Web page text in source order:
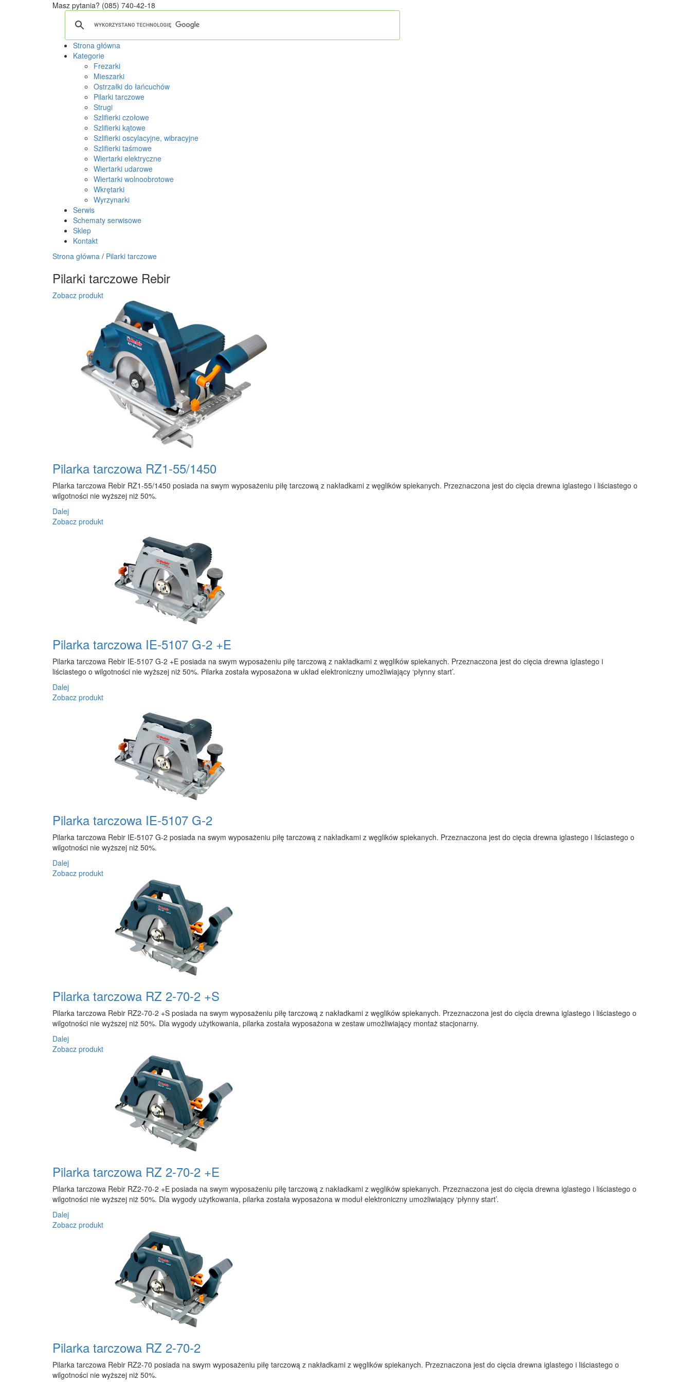
Masz pytania? (085) 740-42-18
Strona główna
Kategorie
Frezarki
Mieszarki
Ostrzałki do łańcuchów
Pilarki tarczowe
Strugi
Szlifierki czołowe
Szlifierki kątowe
Szlifierki oscylacyjne, wibracyjne
Szlifierki taśmowe
Wiertarki elektryczne
Wiertarki udarowe
Wiertarki wolnoobrotowe
Wkrętarki
Wyrzynarki
Serwis
Schematy serwisowe
Sklep
Kontakt
Strona główna / Pilarki tarczowe
Pilarki tarczowe Rebir
Zobacz produkt
Pilarka tarczowa RZ1-55/1450
Pilarka tarczowa Rebir RZ1-55/1450 posiada na swym wyposażeniu piłę tarczową z nakładkami z węglików spiekanych. Przeznaczona jest do cięcia drewna iglastego i liściastego o
wilgotności nie wyższej niż 50%.
Dalej
Zobacz produkt
Pilarka tarczowa IE-5107 G-2 +E
Pilarka tarczowa Rebir IE-5107 G-2 +E posiada na swym wyposażeniu piłę tarczową z nakładkami z węglików spiekanych. Przeznaczona jest do cięcia drewna iglastego i
liściastego o wilgotności nie wyższej niż 50%. Pilarka została wyposażona w układ elektroniczny umożliwiający ‘płynny start’.
Dalej
Zobacz produkt
Pilarka tarczowa IE-5107 G-2
Pilarka tarczowa Rebir IE-5107 G-2 posiada na swym wyposażeniu piłę tarczową z nakładkami z węglików spiekanych. Przeznaczona jest do cięcia drewna iglastego i liściastego o
wilgotności nie wyższej niż 50%.
Dalej
Zobacz produkt
Pilarka tarczowa RZ 2-70-2 +S
Pilarka tarczowa Rebir RZ2-70-2 +S posiada na swym wyposażeniu piłę tarczową z nakładkami z węglików spiekanych. Przeznaczona jest do cięcia drewna iglastego i liściastego o
wilgotności nie wyższej niż 50%. Dla wygody użytkowania, pilarka została wyposażona w zestaw umożliwiający montaż stacjonarny.
Dalej
Zobacz produkt
Pilarka tarczowa RZ 2-70-2 +E
Pilarka tarczowa Rebir RZ2-70-2 +E posiada na swym wyposażeniu piłę tarczową z nakładkami z węglików spiekanych. Przeznaczona jest do cięcia drewna iglastego i liściastego o
wilgotności nie wyższej niż 50%. Dla wygody użytkowania, pilarka została wyposażona w moduł elektroniczny umożliwiający ‘płynny start’.
Dalej
Zobacz produkt
Pilarka tarczowa RZ 2-70-2
Pilarka tarczowa Rebir RZ2-70 posiada na swym wyposażeniu piłę tarczową z nakładkami z węglików spiekanych. Przeznaczona jest do cięcia drewna iglastego i liściastego o
wilgotności nie wyższej niż 50%.